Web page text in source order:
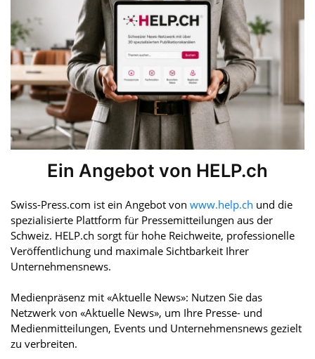
Ein Angebot von HELP.ch
Swiss-Press.com ist ein Angebot von www.help.ch und die
spezialisierte Plattform für Pressemitteilungen aus der
Schweiz. HELP.ch sorgt für hohe Reichweite, professionelle
Veröffentlichung und maximale Sichtbarkeit Ihrer
Unternehmensnews.
Medienpräsenz mit «Aktuelle News»: Nutzen Sie das
Netzwerk von «Aktuelle News», um Ihre Presse- und
Medienmitteilungen, Events und Unternehmensnews gezielt
zu verbreiten.